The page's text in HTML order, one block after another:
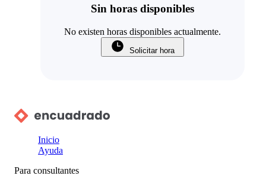
Sin horas disponibles
No existen horas disponibles actualmente.
Solicitar hora
Inicio
Ayuda
Para consultantes